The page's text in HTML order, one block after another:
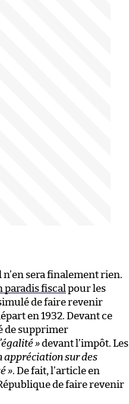
sera finalement rien.
paradis fiscal pour les
de faire revenir
en 1932. Devant ce
de supprimer
»devant l’impôt. Les
appréciation sur des
». De fait, l’article en
de faire revenir